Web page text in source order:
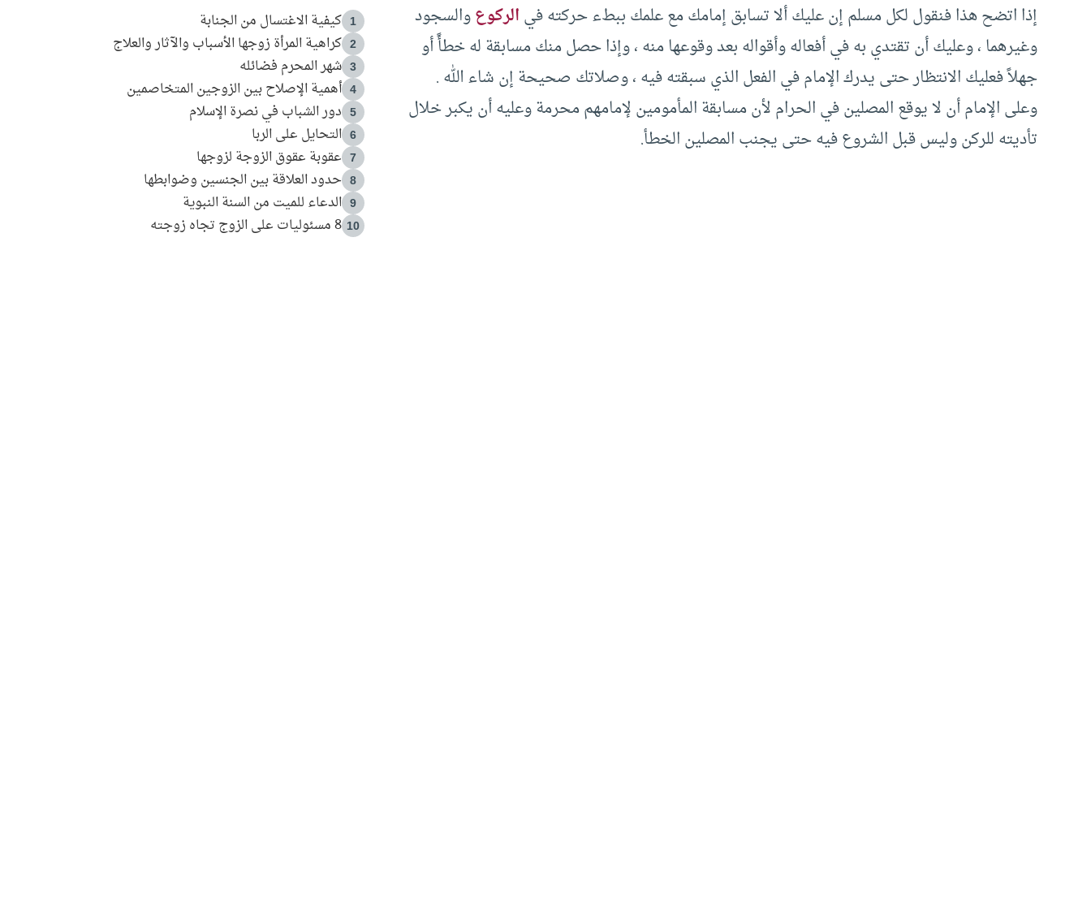
إذا اتضح هذا فنقول لكل مسلم إن عليك ألا تسابق إمامك مع علمك ببطء حركته فيالركوعوالسجود
وغيرهما ، وعليك أن تقتدي به في أفعاله وأقواله بعد وقوعها منه ، وإذا حصل منك مسابقة له خطأً أو
جهلاً فعليك الانتظار حتى يدرك الإمام في الفعل الذي سبقته فيه ، وصلاتك صحيحة إن شاء الله .
وعلى الإمام أن لا يوقع المصلين في الحرام لأن مسابقة المأمومين لإمامهم محرمة وعليه أن يكبر خلال
تأديته للركن وليس قبل الشروع فيه حتى يجنب المصلين الخطأ.
1 كيفية الاغتسال من الجنابة
2 كراهية المرأة زوجها الأسباب والآثار والعلاج
3 شهر المحرم فضائله
4 أهمية الإصلاح بين الزوجين المتخاصمين
5 دور الشباب في نصرة الإسلام
6 التحايل على الربا
7 عقوبة عقوق الزوجة لزوجها
8 حدود العلاقة بين الجنسين وضوابطها
9 الدعاء للميت من السنة النبوية
10 8 مسئوليات على الزوج تجاه زوجته